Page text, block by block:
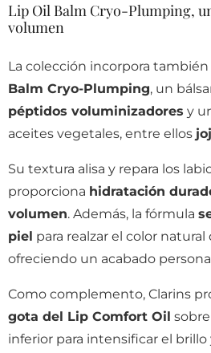
Lip Oil Balm Cryo-Plumping,
volumen
La colección incorpora
Balm Cryo-Plumping, un
péptidos voluminizadores y
aceites vegetales, entre ellos
Su textura alisa y repara los
proporciona hidratación
volumen. Además, la fórmula
piel para realzar el color natural
ofreciendo un acabado
Como complemento, Clarins
gota del Lip Comfort Oil
inferior para intensificar el